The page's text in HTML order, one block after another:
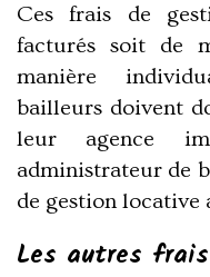
Ces frais de
facturés soit de
manière
bailleurs doivent
leur agence
administrateur de
de gestion locative
Les autres